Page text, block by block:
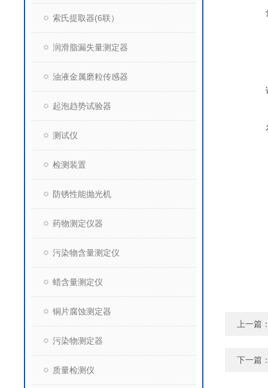
索氏提取器(6联）
润滑脂漏失量测定器
油液金属磨粒传感器
起泡趋势试验器
测试仪
检测装置
防锈性能抛光机
药物测定仪器
污染物含量测定仪
蜡含量测定仪
铜片腐蚀测定器
污染物测定器
质量检测仪
上一篇
下一篇